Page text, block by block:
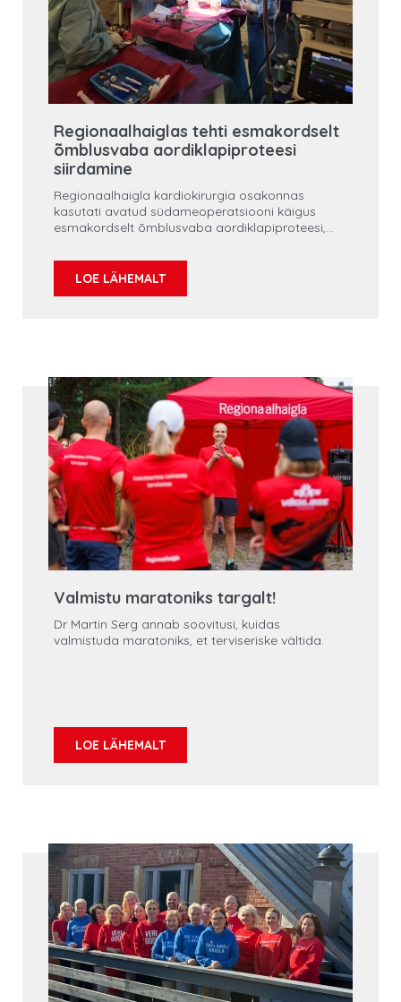
Regionaalhaiglas tehti esmakordselt
õmblusvaba aordiklapiproteesi
siirdamine
Regionaalhaigla kardiokirurgia osakonnas
kasutati avatud südameoperatsiooni käigus
esmakordselt õmblusvaba aordiklapiproteesi,
südamekirurgiat vajavatel patsientidel.
LOE LÄHEMALT
Valmistu maratoniks targalt!
Dr Martin Serg annab soovitusi, kuidas
valmistuda maratoniks, et terviseriske vältida.
LOE LÄHEMALT